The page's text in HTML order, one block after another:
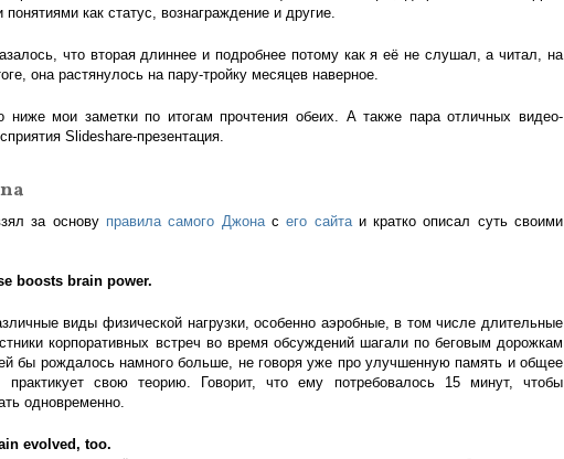
как статус, вознаграждение и другие.
что вторая длиннее и подробнее потому как я её не слушал, а читал, на
она растянулось на пару-тройку месяцев наверное.
мои заметки по итогам прочтения обеих. А также пара отличных видео-
Slideshare-презентация.
за основу правила самого Джонасего сайтаи кратко описал суть своими
boosts brain power.
виды физической нагрузки, особенно аэробные, в том числе длительные
корпоративных встреч во время обсуждений шагали по беговым дорожкам
бы рождалось намного больше, не говоря уже про улучшенную память и общее
свою теорию. Говорит, что ему потребовалось 15 минут, чтобы
одновременно.
evolved, too.